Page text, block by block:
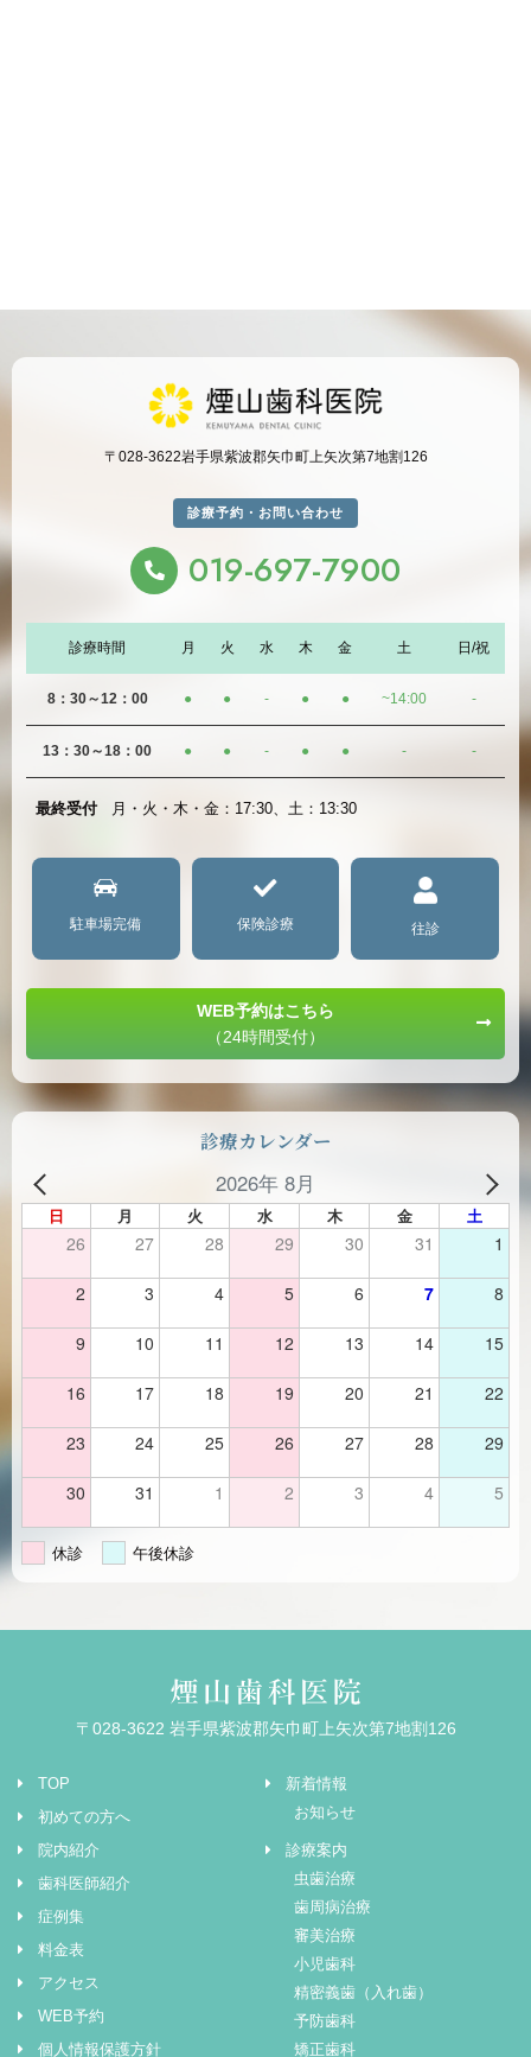
〒028-3622岩手県紫波郡矢巾町上矢次第7地割126
診療予約・お問い合わせ
019-697-7900
診療時間 月 火 水 木 金 土 日/祝
8：30～12：00 ● ● - ● ● ~14:00 -
13：30～18：00 ● ● - ● ● - -
最終受付 月・火・木・金：17:30、土：13:30
駐車場完備 保険診療 往診
WEB予約はこちら
（24時間受付）
診療カレンダー
2026年 8月
日 月 火 水 木 金 土
26 27 28 29 30 31 1
2 3 4 5 6 7 8
9 10 11 12 13 14 15
16 17 18 19 20 21 22
23 24 25 26 27 28 29
30 31 1 2 3 4 5
休診 午後休診
〒028-3622 岩手県紫波郡矢巾町上矢次第7地割126
TOP
初めての方へ
院内紹介
歯科医師紹介
症例集
料金表
アクセス
WEB予約
個人情報保護方針
診療案内
虫歯治療
歯周病治療
審美治療
小児歯科
精密義歯（入れ歯）
予防歯科
矯正歯科
新着情報
お知らせ